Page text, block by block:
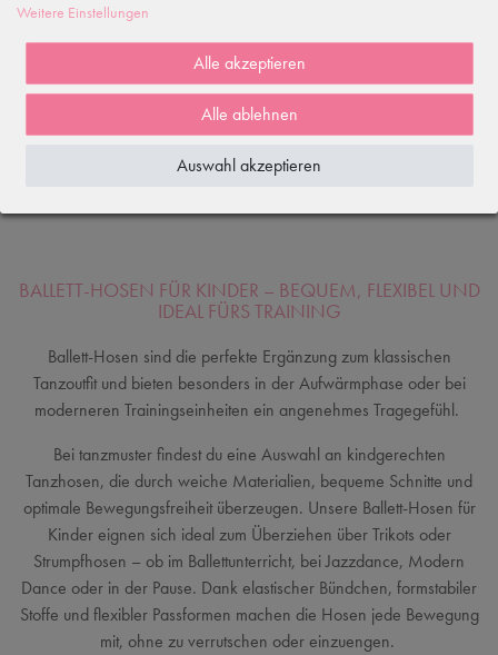
Jazz Hose "Anina"
23,90 €
Ballett Leggings mit 3/4 Bein
18,90 €
BALLETT-HOSEN FÜR KINDER – BEQUEM, FLEXIBEL UND
IDEAL FÜRS TRAINING
Ballett-Hosen sind die perfekte Ergänzung zum klassischen
Tanzoutfit und bieten besonders in der Aufwärmphase oder bei
moderneren Trainingseinheiten ein angenehmes Tragegefühl.
Bei tanzmuster findest du eine Auswahl an kindgerechten
Tanzhosen, die durch weiche Materialien, bequeme Schnitte und
optimale Bewegungsfreiheit überzeugen. Unsere Ballett-Hosen für
Kinder eignen sich ideal zum Überziehen über Trikots oder
Strumpfhosen – ob im Ballettunterricht, bei Jazzdance, Modern
Dance oder in der Pause. Dank elastischer Bündchen, formstabiler
Stoffe und flexibler Passformen machen die Hosen jede Bewegung
mit, ohne zu verrutschen oder einzuengen.
Weitere Einstellungen
Alle akzeptieren
Alle ablehnen
Auswahl akzeptieren